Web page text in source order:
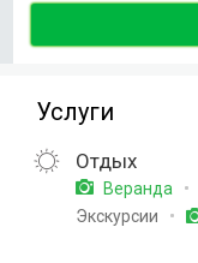
Услуги
Отдых
Веранда
Экскурсии